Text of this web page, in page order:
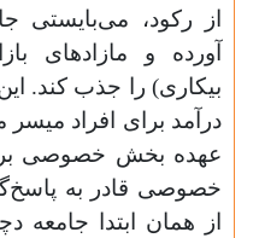
از رکود، می‌بایستی
آورده و مازادهای
بیکاری) را جذب کند.
درآمد برای افراد
عهده بخش خصوصی
خصوصی قادر به
از همان ابتدا جامعه